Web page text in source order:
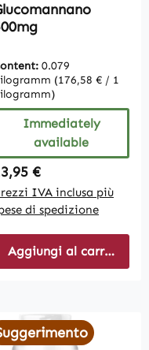
0.079
(176,58 € / 1
Immediately
available
price:
€
IVA inclusa più
di spedizione
Aggiungi al carrello